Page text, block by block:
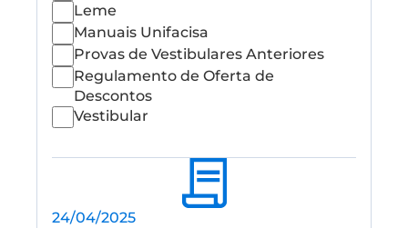
Leme
Manuais Unifacisa
Provas de Vestibulares Anteriores
Regulamento de Oferta de
Descontos
Vestibular
24/04/2025